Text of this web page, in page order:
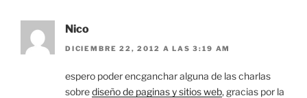
Nico
DICIEMBRE 22, 2012 A LAS 3:19 AM
espero poder encganchar alguna de las charlas
sobrediseño de paginas y sitios web, gracias por la